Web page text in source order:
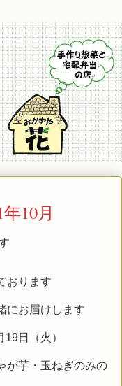
10月
おります
にお届けします
日（火）
芋・玉ねぎのみの